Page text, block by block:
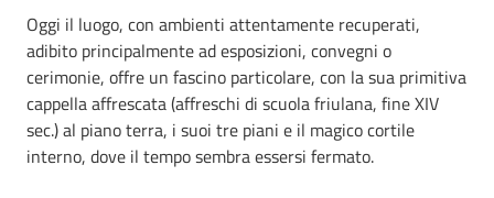
Oggi il luogo, con ambienti attentamente recuperati,
adibito principalmente ad esposizioni, convegni o
cerimonie, offre un fascino particolare, con la sua primitiva
cappella affrescata (affreschi di scuola friulana, fine XIV
sec.) al piano terra, i suoi tre piani e il magico cortile
interno, dove il tempo sembra essersi fermato.